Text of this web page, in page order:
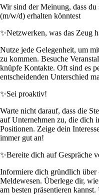
Wir sind der Meinung, dass
(m/w/d) erhalten könntest
✨Netzwerken, was das Zeug
Nutze jede Gelegenheit, um
zu kommen. Besuche
knüpfe Kontakte. Oft sind es
entscheidenden Unterschied
✨Sei proaktiv!
Warte nicht darauf, dass die
auf Unternehmen zu, die dich
Positionen. Zeige dein
immer gut an!
✨Bereite dich auf Gespräche
Informiere dich gründlich
Meldewesen. Überlege dir,
am besten präsentieren